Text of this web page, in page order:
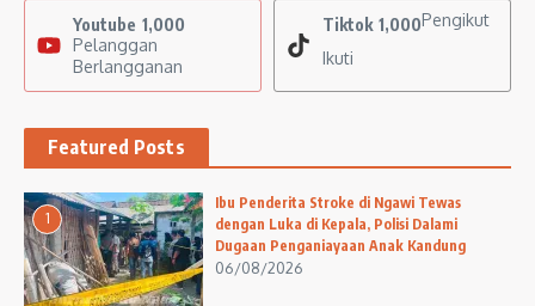
Youtube 1,000
Pelanggan
Berlangganan
Tiktok 1,000Pengikut
Ikuti
Featured Posts
1
Ibu Penderita Stroke di Ngawi Tewas
dengan Luka di Kepala, Polisi Dalami
Dugaan Penganiayaan Anak Kandung
06/08/2026